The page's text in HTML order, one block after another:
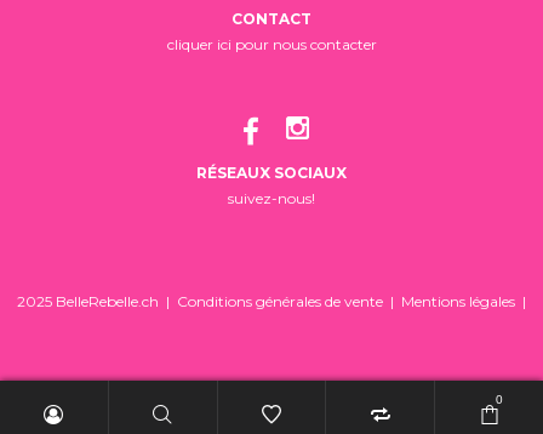
CONTACT
cliquer ici pour nous contacter
RÉSEAUX SOCIAUX
suivez-nous!
2025 BelleRebelle.ch | Conditions générales de vente | Mentions légales |
0